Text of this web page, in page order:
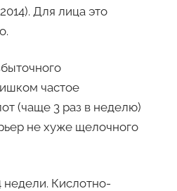
Для лица это
частое
(чаще 3 раз в неделю)
не хуже щелочного
Кислотно-